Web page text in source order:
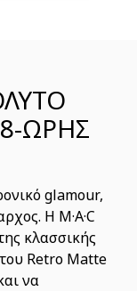
ΩΡΗΣ
glamour,
Η M·A·C
κλασσικής
Retro Matte
να